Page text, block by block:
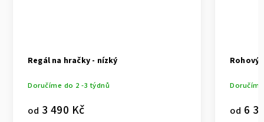
Regál na hračky - nízký
Doručíme do 2 -3 týdnů
od 3 490 Kč
Rohový
od 6